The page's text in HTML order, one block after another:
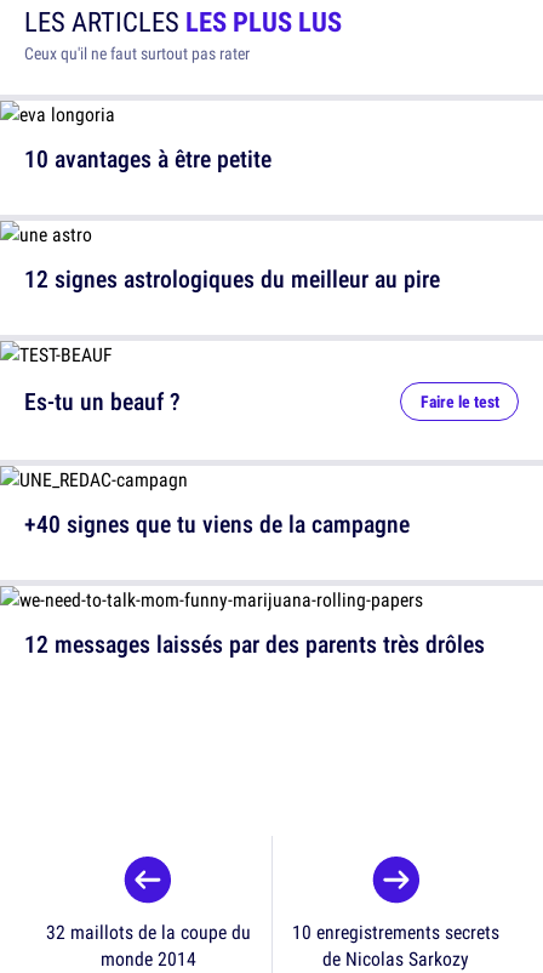
LES ARTICLES LES PLUS LUS
Ceux qu'il ne faut surtout pas rater
10 avantages à être petite
12 signes astrologiques du meilleur au pire
12 messages laissés par des parents très drôles
Es-tu un beauf ? Faire le test
+40 signes que tu viens de la campagne
32 maillots de la coupe du
monde 2014
10 enregistrements secrets
de Nicolas Sarkozy